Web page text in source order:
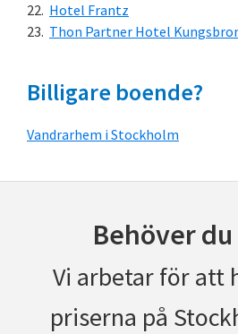
Hotel Frantz
Thon Partner Hotel
Billigare boende?
Vandrarhem i Stockholm
Behöver
Vi arbetar för att
priserna på